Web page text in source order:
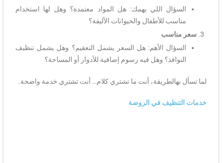
السؤال اللي يهمك: هل المواد معتمدة؟ وهل لها استخدام
مناسب للأطفال والحيوانات الأليفة؟
سعر مناسب
السؤال الأهم: هل السعر يشمل التعقيم؟ وهل يشمل تنظيف
النوافذ؟ وهل فيه رسوم إضافية للأدوار أو المساحة؟
لما تسأل بهالطريقة، أنت ما تشتري كلام… أنت تشتري خدمة واضحة.
خدمات التنظيف في الروضة